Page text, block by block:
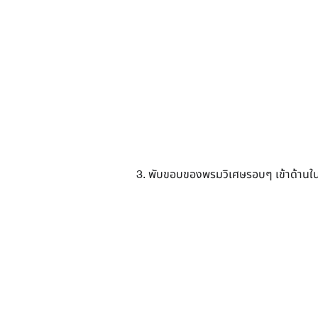
3. พับขอบของพรมวิเศษรอบๆ เข้าด้านใ